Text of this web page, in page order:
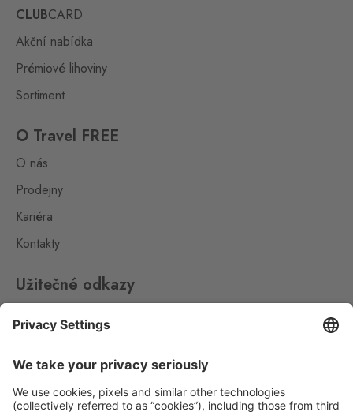
CLUBCARD
Akční nabídka
Prémiové lihoviny
Sortiment
O Travel FREE
O nás
Prodejny
Kariéra
Kontakty
Užitečné odkazy
Whistleblowing
Ochrana osobních údajů
Aplikace Travel FREE ke stažení